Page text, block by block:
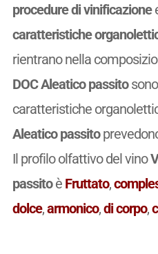
procedure di vinificazione
caratteristiche
rientrano nella
DOC Aleatico passito
caratteristiche
Aleatico passito
Il profilo olfattivo del vino
passitoè Fruttato,
dolce,armonico,di corpo,